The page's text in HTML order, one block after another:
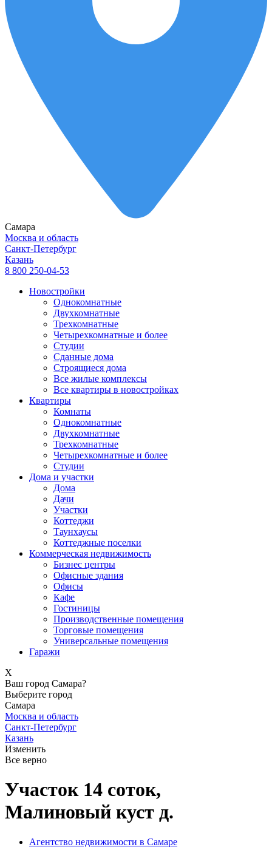
Самара
Москва и область
Санкт-Петербург
Казань
8 800 250-04-53
Новостройки
Однокомнатные
Двухкомнатные
Трехкомнатные
Четырехкомнатные и более
Студии
Сданные дома
Строящиеся дома
Все жилые комплексы
Все квартиры в новостройках
Квартиры
Комнаты
Однокомнатные
Двухкомнатные
Трехкомнатные
Четырехкомнатные и более
Студии
Дома и участки
Дома
Дачи
Участки
Коттеджи
Таунхаусы
Коттеджные поселки
Коммерческая недвижимость
Бизнес центры
Офисные здания
Офисы
Кафе
Гостиницы
Производственные помещения
Торговые помещения
Универсальные помещения
Гаражи
X
Ваш город Самара?
Выберите город
Самара
Москва и область
Санкт-Петербург
Казань
Изменить
Все верно
Участок 14 соток,
Малиновый куст д.
Агентство недвижимости в Самаре